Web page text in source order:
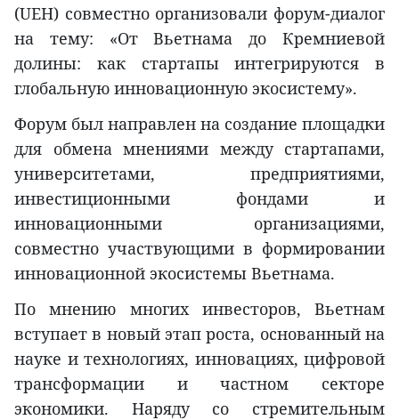
(UEH) совместно организовали форум-диалог
на тему: «От Вьетнама до Кремниевой
долины: как стартапы интегрируются в
глобальную инновационную экосистему».
Форум был направлен на создание площадки
для обмена мнениями между стартапами,
университетами, предприятиями,
инвестиционными фондами и
инновационными организациями,
совместно участвующими в формировании
инновационной экосистемы Вьетнама.
По мнению многих инвесторов, Вьетнам
вступает в новый этап роста, основанный на
науке и технологиях, инновациях, цифровой
трансформации и частном секторе
экономики. Наряду со стремительным